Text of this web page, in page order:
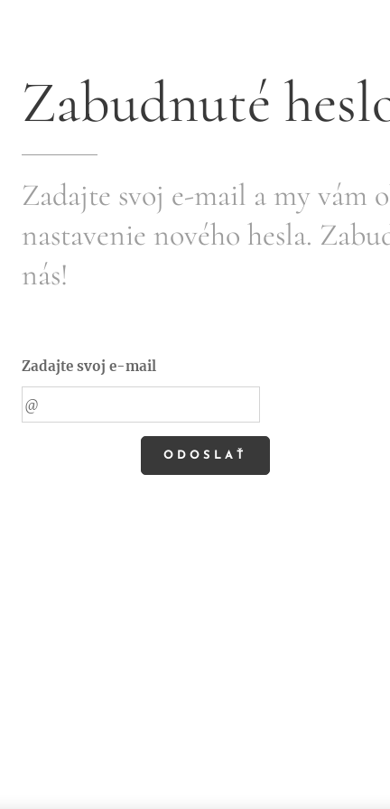
Zabudnuté
Zadajte svoj e-mail a my vám
nastavenie nového hesla.
nás!
Zadajte svoj e-mail
ODOSLAŤ